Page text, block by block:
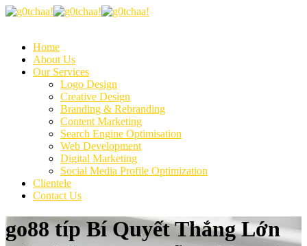
Home
About Us
Our Services
Logo Design
Creative Design
Branding & Rebranding
Content Marketing
Search Engine Optimisation
Web Development
Digital Marketing
Social Media Profile Optimization
Clientele
Contact Us
go88 típ Bí Quyết Thắng Lớn